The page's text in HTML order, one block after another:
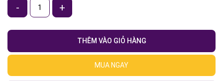
- +
THÊM VÀO GIỎ HÀNG
MUA NGAY